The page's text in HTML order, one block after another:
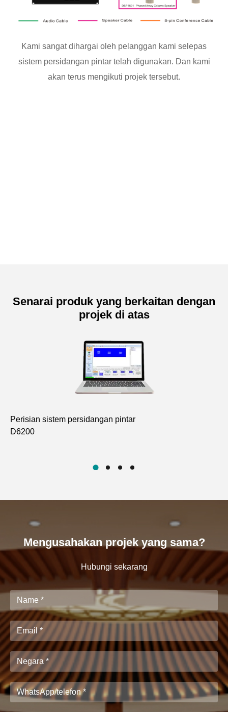
Kami sangat dihargai oleh pelanggan kami selepas
sistem persidangan pintar telah digunakan. Dan kami
akan terus mengikuti projek tersebut.
Senarai produk yang berkaitan dengan
projek di atas
Perisian sistem persidangan pintar
D6200
Mengusahakan projek yang sama?
Hubungi sekarang